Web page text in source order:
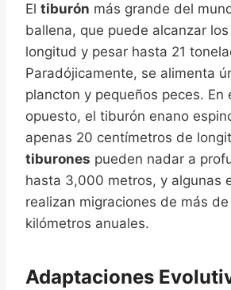
El tiburón más grande del
ballena, que puede alcanzar
longitud y pesar hasta 21
Paradójicamente, se alimenta
plancton y pequeños peces. En
opuesto, el tiburón enano
apenas 20 centímetros de
tiburones pueden nadar a
hasta 3,000 metros, y algunas
realizan migraciones de más
kilómetros anuales.
Adaptaciones